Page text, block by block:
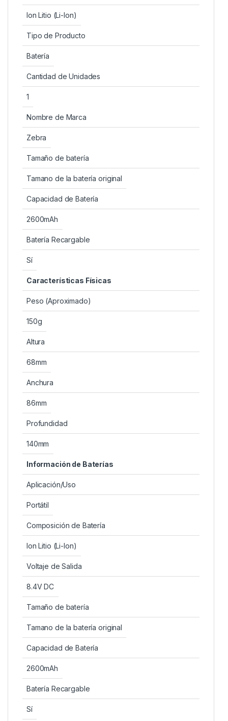
Ion Litio (Li-Ion)
Tipo de Producto
Batería
Cantidad de Unidades
1
Nombre de Marca
Zebra
Tamaño de batería
Tamano de la batería original
Capacidad de Batería
2600mAh
Batería Recargable
Sí
Características Físicas
Peso (Aproximado)
150g
Altura
68mm
Anchura
86mm
Profundidad
140mm
Información de Baterías
Aplicación/Uso
Portátil
Composición de Batería
Ion Litio (Li-Ion)
Voltaje de Salida
8.4V DC
Tamaño de batería
Tamano de la batería original
Capacidad de Batería
2600mAh
Batería Recargable
Sí